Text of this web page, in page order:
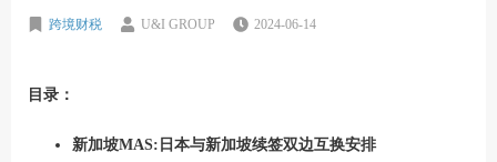
跨境财税 U&I GROUP 2024-06-14
目录：
新加坡MAS:日本与新加坡续签双边互换安排